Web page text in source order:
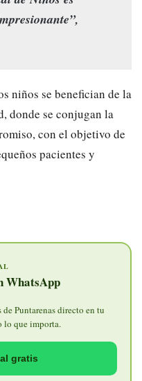
niños se benefician de la
donde se conjugan la
con el objetivo de
pacientes y
WhatsApp
Puntarenas directo en tu
lo que importa.
gratis